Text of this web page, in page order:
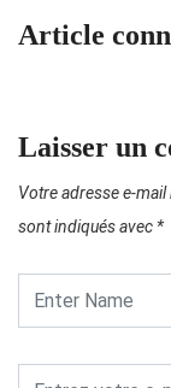
Article
Laisser un
Votre adresse e-mail
sont indiqués avec *